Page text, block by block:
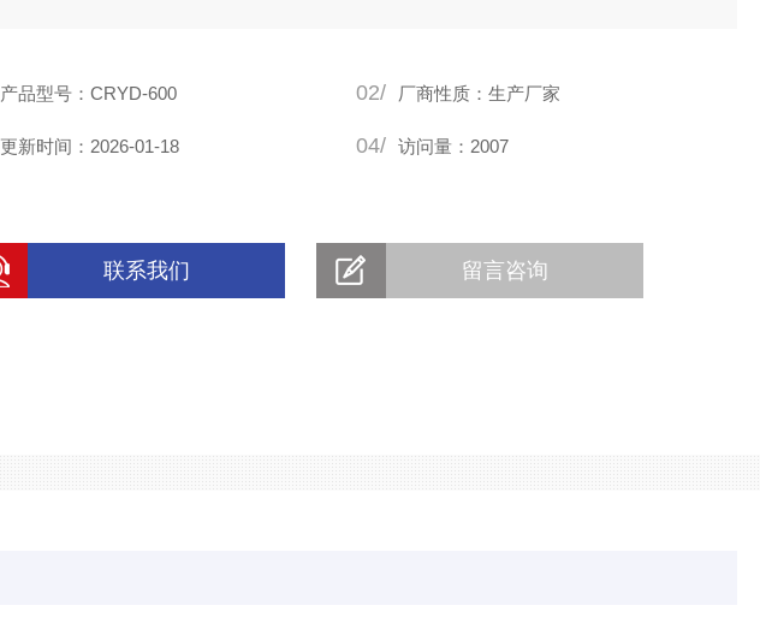
产品型号：CRYD-600 02/ 厂商性质：生产厂家
更新时间：2026-01-18 04/ 访问量：2007
联系我们 留言咨询